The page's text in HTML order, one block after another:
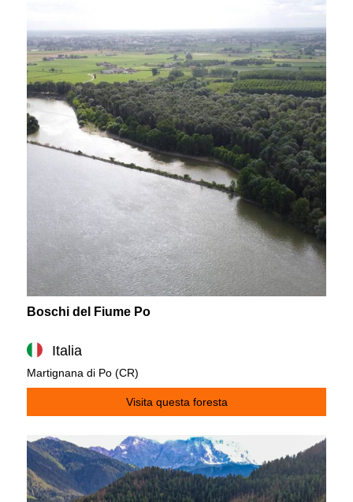
Boschi del Fiume Po
Italia
Martignana di Po (CR)
Visita questa foresta